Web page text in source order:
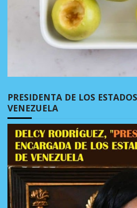
PRESIDENTA DE LOS
VENEZUELA